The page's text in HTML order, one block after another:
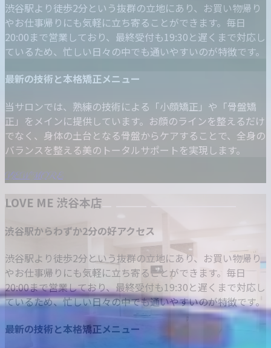
渋谷駅より徒歩2分という抜群の立地にあり、お買い物帰り
やお仕事帰りにも気軽に立ち寄ることができます。毎日
20:00まで営業しており、最終受付も19:30と遅くまで対応し
ているため、忙しい日々の中でも通いやすいのが特徴です。
最新の技術と本格矯正メニュー
当サロンでは、熟練の技術による「小顔矯正」や「骨盤矯
正」をメインに提供しています。お顔のラインを整えるだけ
でなく、身体の土台となる骨盤からケアすることで、全身の
バランスを整える美のトータルサポートを実現します。
VIEW MORE
LOVE ME 渋谷本店
渋谷駅からわずか2分の好アクセス
渋谷駅より徒歩2分という抜群の立地にあり、お買い物帰り
やお仕事帰りにも気軽に立ち寄ることができます。毎日
20:00まで営業しており、最終受付も19:30と遅くまで対応し
ているため、忙しい日々の中でも通いやすいのが特徴です。
最新の技術と本格矯正メニュー